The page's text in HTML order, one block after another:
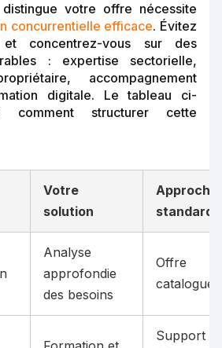
votre offre nécessite
concurrentielle efficace. Évitez
concentrez-vous sur des
: expertise sectorielle,
accompagnement
digitale. Le tableau ci-
comment structurer cette
Votre
solution
Approche
standard
Analyse
approfondie
des besoins
Offre
catalogue
Support